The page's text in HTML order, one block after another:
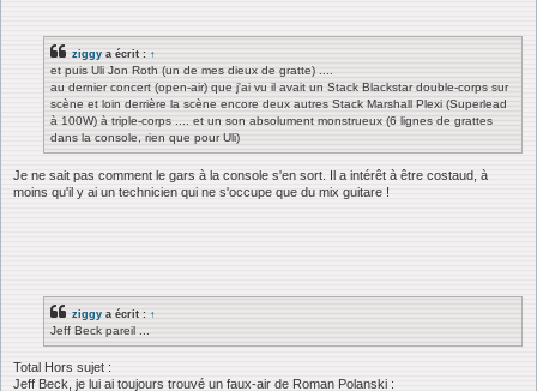
ziggy a écrit : ↑
et puis Uli Jon Roth (un de mes dieux de gratte) ....
au dernier concert (open-air) que j'ai vu il avait un Stack Blackstar double-corps sur
scène et loin derrière la scène encore deux autres Stack Marshall Plexi (Superlead
à 100W) à triple-corps .... et un son absolument monstrueux (6 lignes de grattes
dans la console, rien que pour Uli)
Je ne sait pas comment le gars à la console s'en sort. Il a intérêt à être costaud, à
moins qu'il y ai un technicien qui ne s'occupe que du mix guitare !
ziggy a écrit : ↑
Jeff Beck pareil ...
Total Hors sujet :
Jeff Beck, je lui ai toujours trouvé un faux-air de Roman Polanski :